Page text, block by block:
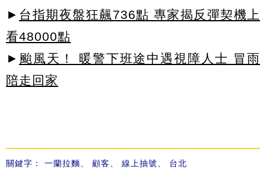
► 台指期夜盤狂飆736點 專家揭反彈契機上
看48000點
► 颱風天！ 暖警下班途中遇視障人士 冒雨
陪走回家
關鍵字： 一蘭拉麵 顧客 線上抽號 台北